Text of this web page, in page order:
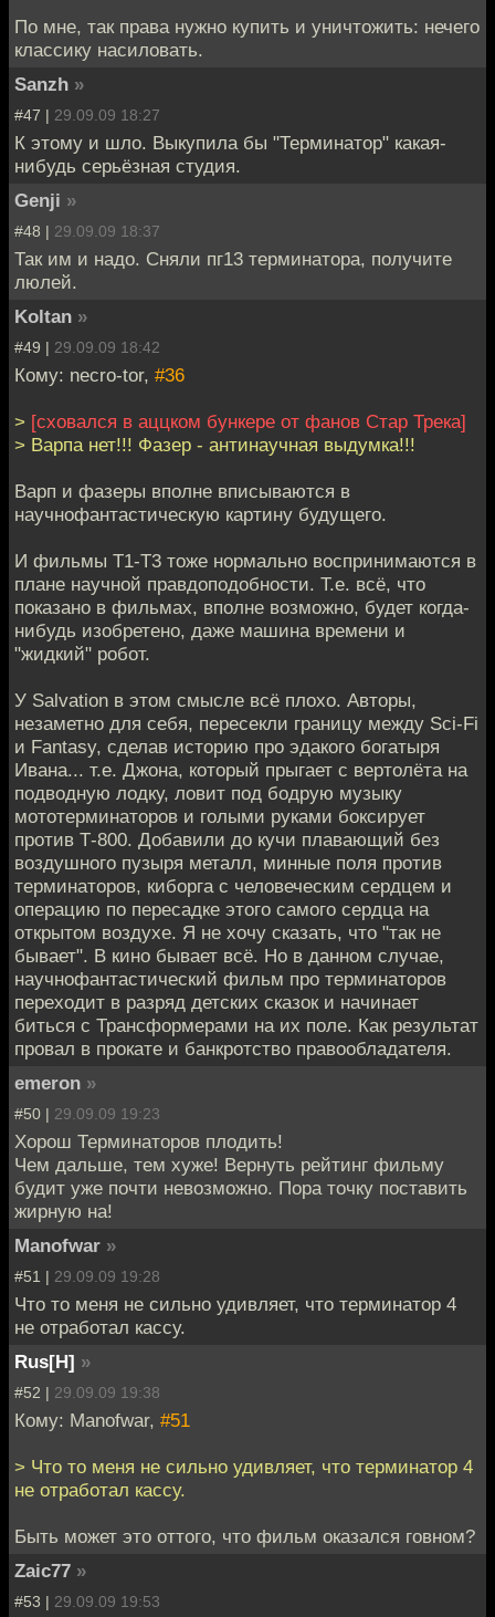
По мне, так права нужно купить и уничтожить: нечего
классику насиловать.
Sanzh »
#47 | 29.09.09 18:27
К этому и шло. Выкупила бы "Терминатор" какая-
нибудь серьёзная студия.
Genji »
#48 | 29.09.09 18:37
Так им и надо. Сняли пг13 терминатора, получите
люлей.
Koltan »
#49 | 29.09.09 18:42
Кому: necro-tor, #36
> [сховался в аццком бункере от фанов Стар Трека]
> Варпа нет!!! Фазер - антинаучная выдумка!!!
Варп и фазеры вполне вписываются в
научнофантастическую картину будущего.
И фильмы Т1-Т3 тоже нормально воспринимаются в
плане научной правдоподобности. Т.е. всё, что
показано в фильмах, вполне возможно, будет когда-
нибудь изобретено, даже машина времени и
"жидкий" робот.
У Salvation в этом смысле всё плохо. Авторы,
незаметно для себя, пересекли границу между Sci-Fi
и Fantasy, сделав историю про эдакого богатыря
Ивана... т.е. Джона, который прыгает с вертолёта на
подводную лодку, ловит под бодрую музыку
мототерминаторов и голыми руками боксирует
против Т-800. Добавили до кучи плавающий без
воздушного пузыря металл, минные поля против
терминаторов, киборга с человеческим сердцем и
операцию по пересадке этого самого сердца на
открытом воздухе. Я не хочу сказать, что "так не
бывает". В кино бывает всё. Но в данном случае,
научнофантастический фильм про терминаторов
переходит в разряд детских сказок и начинает
биться с Трансформерами на их поле. Как результат
провал в прокате и банкротство правообладателя.
emeron »
#50 | 29.09.09 19:23
Хорош Терминаторов плодить!
Чем дальше, тем хуже! Вернуть рейтинг фильму
будит уже почти невозможно. Пора точку поставить
жирную на!
Manofwar »
#51 | 29.09.09 19:28
Что то меня не сильно удивляет, что терминатор 4
не отработал кассу.
Rus[H] »
#52 | 29.09.09 19:38
Кому: Manofwar, #51
> Что то меня не сильно удивляет, что терминатор 4
не отработал кассу.
Быть может это оттого, что фильм оказался говном?
Zaic77 »
#53 | 29.09.09 19:53